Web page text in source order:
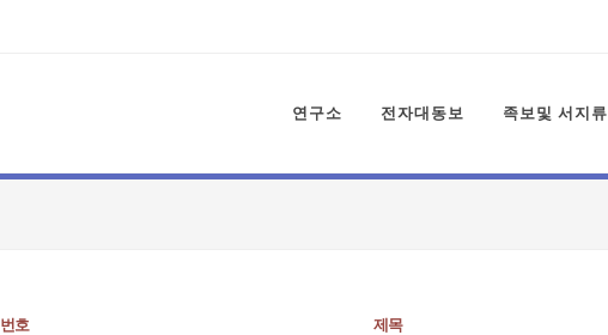
연구소 전자대동보 족보및 서지류
번호 제목